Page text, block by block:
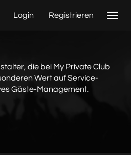
Login Registrieren
die bei My Private Club
Wert auf Service-
Gäste-Management.